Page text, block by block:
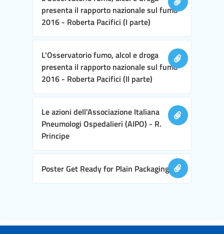
presenta il rapporto nazionale sul fumo
2016 - Roberta Pacifici (I parte)
L'Osservatorio fumo, alcol e droga
presenta il rapporto nazionale sul fumo
2016 - Roberta Pacifici (II parte)
Le azioni dell'Associazione Italiana
Pneumologi Ospedalieri (AIPO) - R.
Principe
Poster Get Ready for Plain Packaging